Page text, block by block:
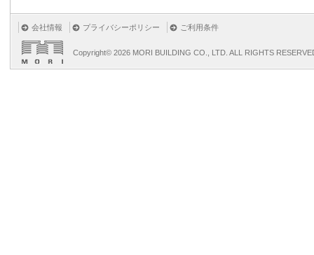
会社情報 プライバシーポリシー ご利用条件
Copyright© 2026 MORI BUILDING CO., LTD. ALL RIGHTS